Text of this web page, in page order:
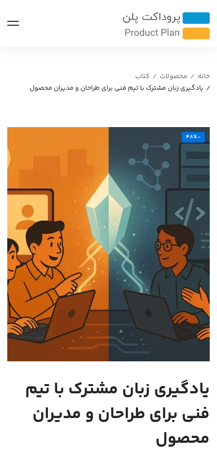
خانه محصولات
کتاب
یادگیری زبان مشترک با تیم فنی برای طراحان و مدیران محصول
-48%
یادگیری زبان مشترک با تیم
فنی برای طراحان و مدیران
محصول